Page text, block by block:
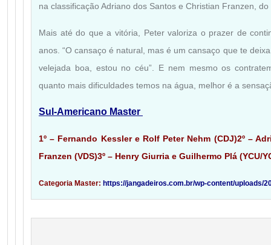
na classificação Adriano dos Santos e Christian Franzen,
Mais até do que a vitória, Peter valoriza o prazer de
anos. “O cansaço é natural, mas é um cansaço que te
velejada boa, estou no céu”. E nem mesmo os
quanto mais dificuldades temos na água, melhor é a
Sul-Americano Master
1º – Fernando Kessler e Rolf Peter Nehm (CDJ)2º –
Franzen (VDS)3º – Henry Giurria e Guilhermo Plá (YCU/
Categoria Master: https://jangadeiros.com.br/wp-content/uploads/